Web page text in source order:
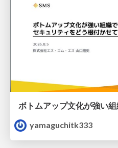
yamaguchitk333